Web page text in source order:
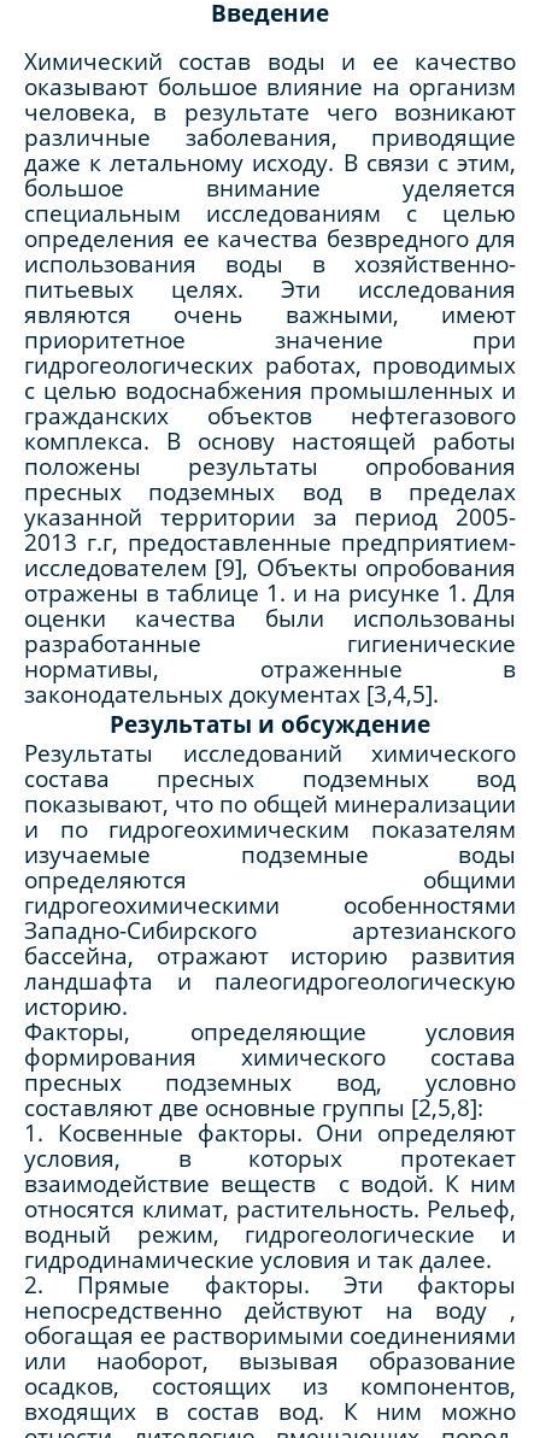
Введение
Химический состав воды и ее качество
оказывают большое влияние на организм
человека, в результате чего возникают
различные заболевания, приводящие
даже к летальному исходу. В связи с этим,
большое внимание уделяется
специальным исследованиям с целью
определения ее качества безвредного для
использования воды в хозяйственно-
питьевых целях. Эти исследования
являются очень важными, имеют
приоритетное значение при
гидрогеологических работах, проводимых
с целью водоснабжения промышленных и
гражданских объектов нефтегазового
комплекса. В основу настоящей работы
положены результаты опробования
пресных подземных вод в пределах
указанной территории за период 2005-
2013 г.г, предоставленные предприятием-
исследователем [9], Объекты опробования
отражены в таблице 1. и на рисунке 1. Для
оценки качества были использованы
разработанные гигиенические
нормативы, отраженные в
законодательных документах [3,4,5].
Результаты и обсуждение
Результаты исследований химического
состава пресных подземных вод
показывают, что по общей минерализации
и по гидрогеохимическим показателям
изучаемые подземные воды
определяются общими
гидрогеохимическими особенностями
Западно-Сибирского артезианского
бассейна, отражают историю развития
ландшафта и палеогидрогеологическую
историю.
Факторы, определяющие условия
формирования химического состава
пресных подземных вод, условно
составляют две основные группы [2,5,8]:
1. Косвенные факторы. Они определяют
условия, в которых протекает
взаимодействие веществ с водой. К ним
относятся климат, растительность. Рельеф,
водный режим, гидрогеологические и
гидродинамические условия и так далее.
2. Прямые факторы. Эти факторы
непосредственно действуют на воду ,
обогащая ее растворимыми соединениями
или наоборот, вызывая образование
осадков, состоящих из компонентов,
входящих в состав вод. К ним можно